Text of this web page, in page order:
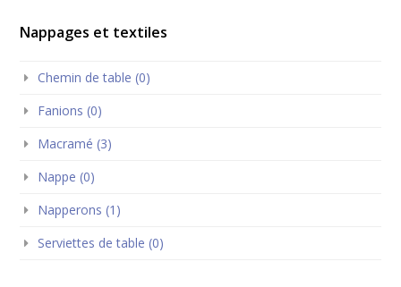
Nappages et textiles
Chemin de table (0)
Fanions (0)
Macramé (3)
Nappe (0)
Napperons (1)
Serviettes de table (0)